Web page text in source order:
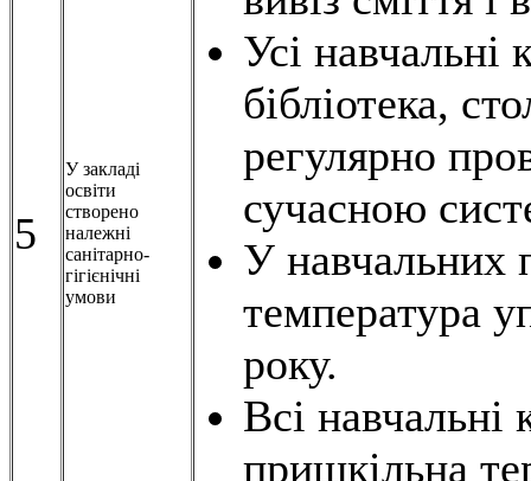
5
У закладі
освіти
створено
належні
санітарно-
гігієнічні
умови
Усі навчальні
бібліотека,
регулярно
сучасною
У навчальних
температура
року.
Всі
пришкільна